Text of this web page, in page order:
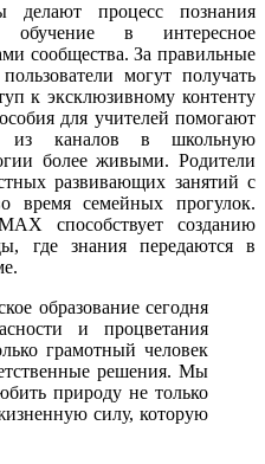
процесс познания
обучение в интересное
сообщества. За правильные
могут получать
к эксклюзивному контенту
для учителей помогают
из каналов в школьную
более живыми. Родители
развивающих занятий с
время семейных прогулок.
способствует созданию
где знания передаются в
образование сегодня
и процветания
грамотный человек
решения. Мы
природу не только
силу, которую